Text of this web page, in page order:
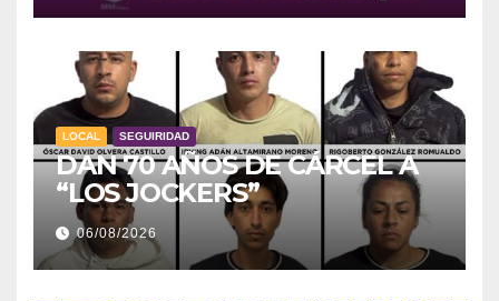
LOCAL SEGUIRIDAD
DAN 70 AÑOS DE CÁRCEL A
“LOS JOCKERS”
06/08/2026